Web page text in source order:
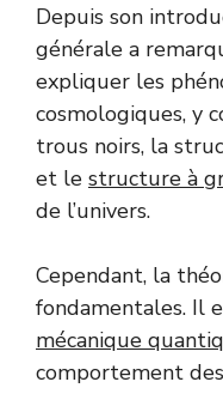
Depuis son
générale a
expliquer les
cosmologiques, y
trous noirs, la
et le structure à
de l’univers.
Cependant, la
fondamentales. Il
mécanique
comportement